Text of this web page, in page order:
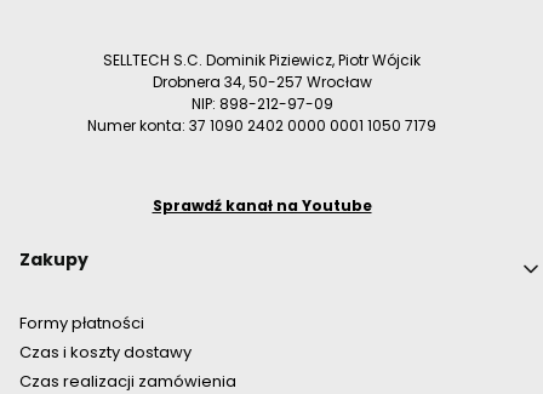
SELLTECH S.C. Dominik Piziewicz, Piotr Wójcik
Drobnera 34, 50-257 Wrocław
NIP: 898-212-97-09
Numer konta: 37 1090 2402 0000 0001 1050 7179
Sprawdź kanał na Youtube
Linki w stopce
Zakupy
Formy płatności
Czas i koszty dostawy
Czas realizacji zamówienia